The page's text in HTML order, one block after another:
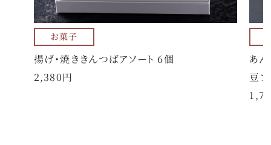
お菓子
揚げ・焼ききんつばアソート 6個
2,380円
あん
豆フ